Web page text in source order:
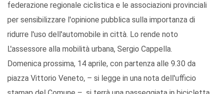
federazione regionale ciclistica e le associazioni provinciali
per sensibilizzare l'opinione pubblica sulla importanza di
ridurre l'uso dell'automobile in città. Lo rende noto
L'assessore alla mobilità urbana, Sergio Cappella.
Domenica prossima, 14 aprile, con partenza alle 9.30 da
piazza Vittorio Veneto, – si legge in una nota dell'ufficio